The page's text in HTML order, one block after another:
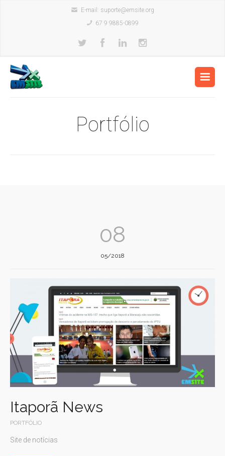
E-mail: suporte@emsite.org
67 9 9885-0899
Portfólio
08
05/2018
Itaporã News
PORTFÓLIO
Site de notícias